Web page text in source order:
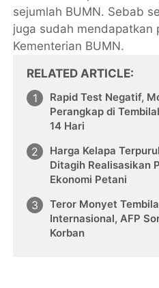
sejumlah BUMN. Sebab
juga sudah mendapatkan
Kementerian BUMN.
RELATED ARTICLE
Rapid Test Negatif,
Perangkap di
14 Hari
Harga Kelapa
Ditagih Realisasikan
Ekonomi Petani
Teror Monyet
Internasional, AFP
Korban